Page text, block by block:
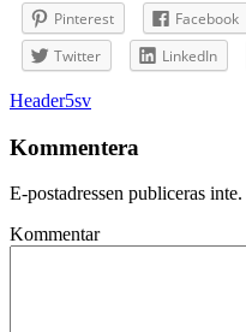
Pinterest Facebook
Twitter
LinkedIn
Inläggsnavigering
Header5sv
Kommentera
E-postadressen publiceras inte.
Kommentar